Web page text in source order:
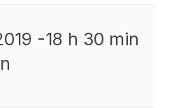
-18 h 30 min